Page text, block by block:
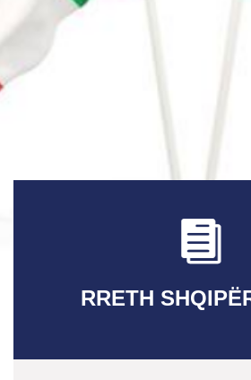
RRETH